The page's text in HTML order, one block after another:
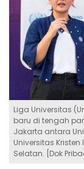
Liga Universitas
baru di tengah
Jakarta antara
Universitas
Selatan. [Dok